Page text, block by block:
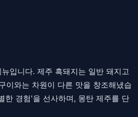
뉴입니다. 제주 흑돼지는 일반 돼지고
이와는 차원이 다른 맛을 창조해냈습
한 경험'을 선사하며, 몽탄 제주를 단